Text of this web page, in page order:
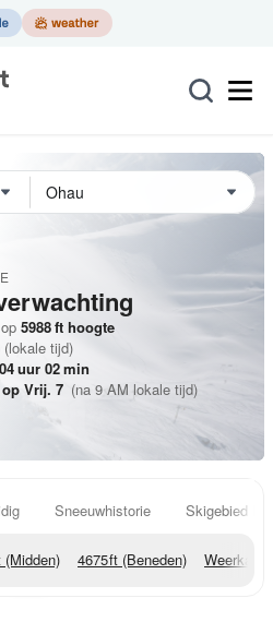
5988ft hoogte
(lokale tijd)
04uur 02min
op Vrij. 7 (na 9 AM lokale tijd)
Sneeuwhistorie Skigebied
(Midden) 4675ft (Beneden)